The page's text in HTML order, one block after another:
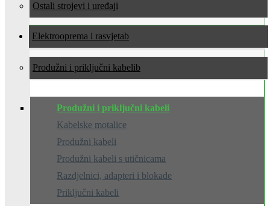
Ostali strojevi i uređaji
Elektrooprema i rasvjeta
Produžni i priključni kabeli
Produžni i priključni kabeli
Kabelske motalice
Produžni kabeli
Produžni kabeli s utičnicama
Razdjelnici, adapteri i blokade
Priključni kabeli